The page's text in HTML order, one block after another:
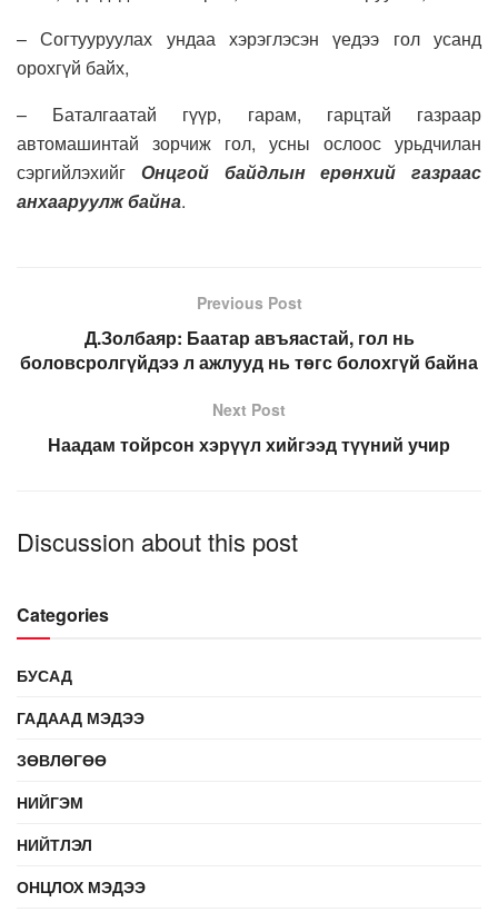
– Согтууруулах ундаа хэрэглэсэн үедээ гол усанд
орохгүй байх,
– Баталгаатай гүүр, гарам, гарцтай газраар
автомашинтай зорчиж гол, усны ослоос урьдчилан
сэргийлэхийг Онцгой байдлын ерөнхий газраас
анхааруулж байна.
Previous Post
Д.Золбаяр: Баатар авъяастай, гол нь
боловсролгүйдээ л ажлууд нь төгс болохгүй байна
Next Post
Наадам тойрсон хэрүүл хийгээд түүний учир
Discussion about this post
Categories
БУСАД
ГАДААД МЭДЭЭ
ЗӨВЛӨГӨӨ
НИЙГЭМ
НИЙТЛЭЛ
ОНЦЛОХ МЭДЭЭ